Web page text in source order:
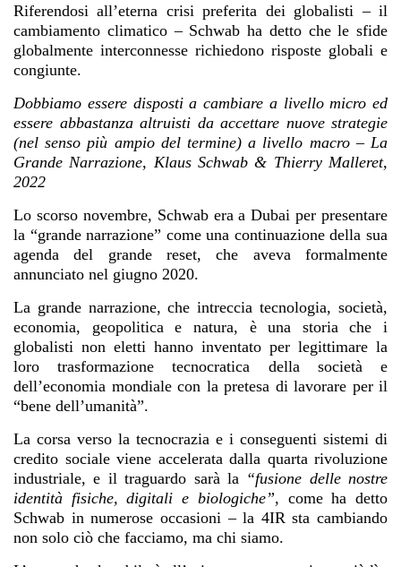
Riferendosi all’eterna crisi preferita dei globalisti – il
cambiamento climatico – Schwab ha detto che le sfide
globalmente interconnesse richiedono risposte globali e
congiunte.
Dobbiamo essere disposti a cambiare a livello micro ed
essere abbastanza altruisti da accettare nuove strategie
(nel senso più ampio del termine) a livello macro – La
Grande Narrazione, Klaus Schwab & Thierry Malleret,
2022
Lo scorso novembre, Schwab era a Dubai per presentare
la “grande narrazione” come una continuazione della sua
agenda del grande reset, che aveva formalmente
annunciato nel giugno 2020.
La grande narrazione, che intreccia tecnologia, società,
economia, geopolitica e natura, è una storia che i
globalisti non eletti hanno inventato per legittimare la
loro trasformazione tecnocratica della società e
dell’economia mondiale con la pretesa di lavorare per il
“bene dell’umanità”.
La corsa verso la tecnocrazia e i conseguenti sistemi di
credito sociale viene accelerata dalla quarta rivoluzione
industriale, e il traguardo sarà la “fusione delle nostre
identità fisiche, digitali e biologiche”, come ha detto
Schwab in numerose occasioni – la 4IR sta cambiando
non solo ciò che facciamo, ma chi siamo.